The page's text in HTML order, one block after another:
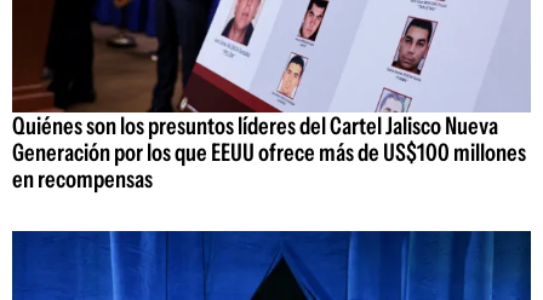
Quiénes son los presuntos líderes del Cartel Jalisco Nueva
Generación por los que EEUU ofrece más de US$100 millones
en recompensas